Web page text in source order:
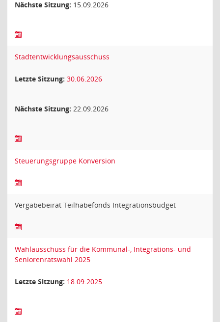
Nächste Sitzung: 15.09.2026
Stadtentwicklungsausschuss
Letzte Sitzung: 30.06.2026
Nächste Sitzung: 22.09.2026
Steuerungsgruppe Konversion
Vergabebeirat Teilhabefonds Integrationsbudget
Wahlausschuss für die Kommunal-, Integrations- und
Seniorenratswahl 2025
Letzte Sitzung: 18.09.2025